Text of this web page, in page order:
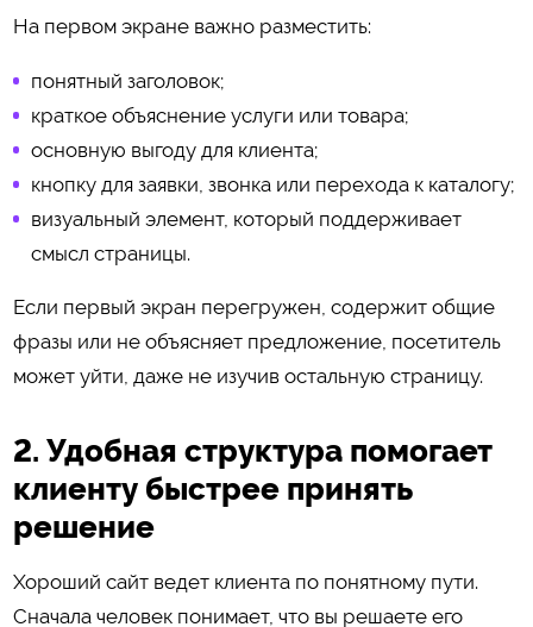
На первом экране важно разместить:
понятный заголовок;
краткое объяснение услуги или товара;
основную выгоду для клиента;
кнопку для заявки, звонка или перехода к каталогу;
визуальный элемент, который поддерживает
смысл страницы.
Если первый экран перегружен, содержит общие
фразы или не объясняет предложение, посетитель
может уйти, даже не изучив остальную страницу.
2. Удобная структура помогает
клиенту быстрее принять
решение
Хороший сайт ведет клиента по понятному пути.
Сначала человек понимает, что вы решаете его